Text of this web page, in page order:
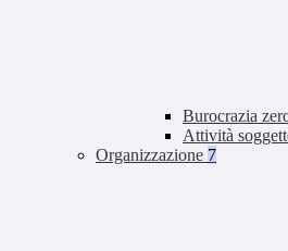
Burocrazia
Attività
Organizzazione 7